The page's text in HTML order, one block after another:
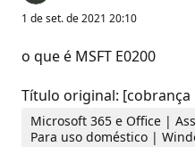
1 de set. de 2021 20:10
o que é MSFT E0200
Título original: [cobrança
Microsoft 365 e Office |
Para uso doméstico |